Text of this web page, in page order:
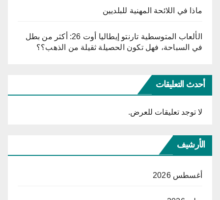
ماذا في اللائحة المهنية للبلديين
الألعاب المتوسطية تارنتو إيطاليا أوت 26: أكثر من بطل
في السباحة، فهل تكون الحصيلة ثقيلة من الذهب؟؟
أحدث التعليقات
لا توجد تعليقات للعرض.
الأرشيف
أغسطس 2026